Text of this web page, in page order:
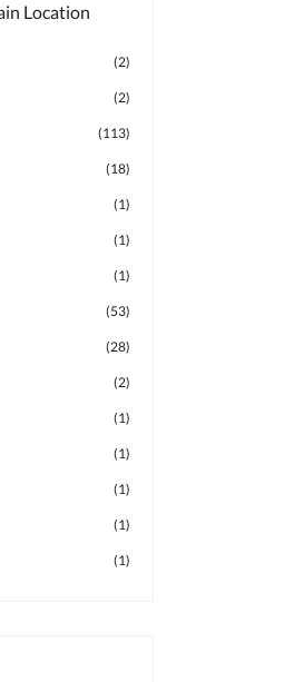
Location
(2)
(2)
(113)
(18)
(1)
(1)
(1)
(53)
(28)
(2)
(1)
(1)
(1)
(1)
(1)